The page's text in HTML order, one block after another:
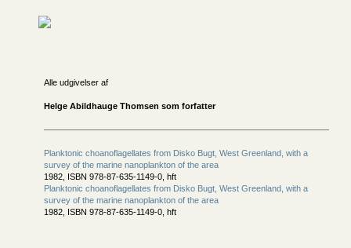
Alle udgivelser af
Helge Abildhauge Thomsen som forfatter
Planktonic choanoflagellates from Disko Bugt, West Greenland, with a
survey of the marine nanoplankton of the area
1982, ISBN 978-87-635-1149-0, hft
Planktonic choanoflagellates from Disko Bugt, West Greenland, with a
survey of the marine nanoplankton of the area
1982, ISBN 978-87-635-1149-0, hft